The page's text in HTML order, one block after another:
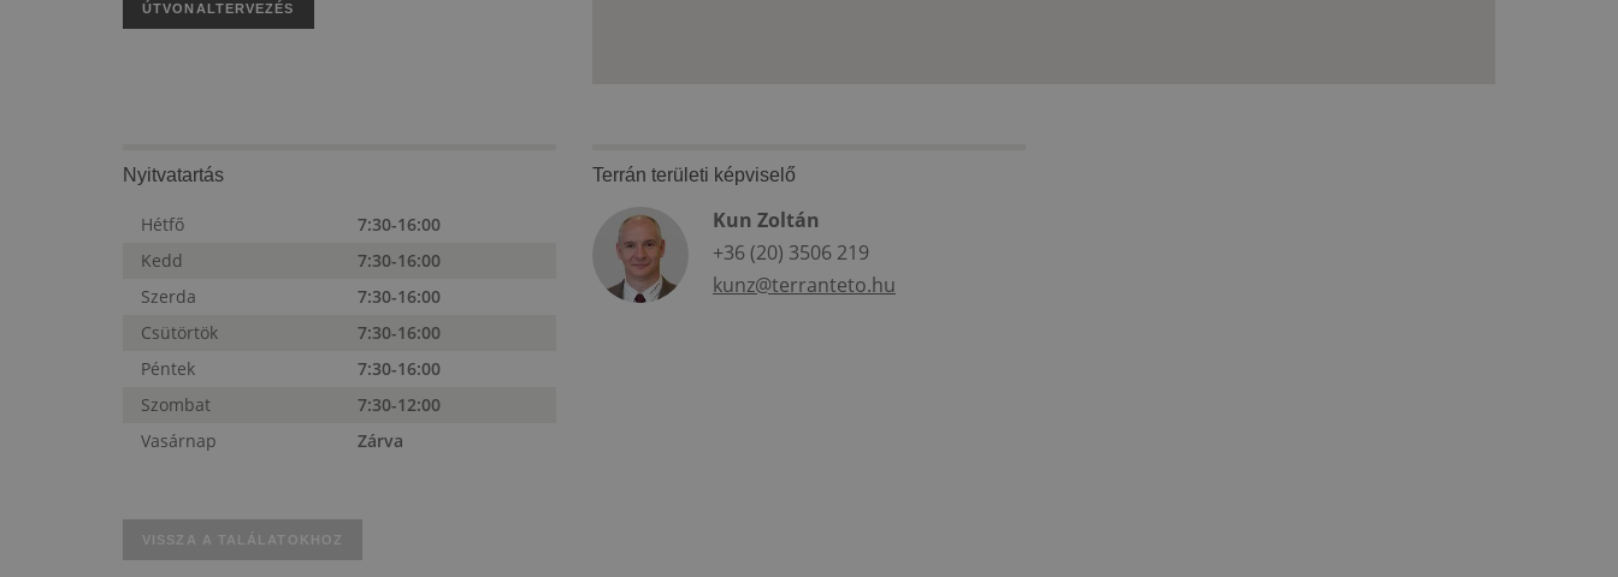
ÚTVONALTERVEZÉS
Nyitvatartás
Hétfő
7:30-16:00
Kedd
7:30-16:00
Szerda
7:30-16:00
Csütörtök
7:30-16:00
Péntek
7:30-16:00
Szombat
7:30-12:00
Vasárnap
Zárva
Terrán területi képviselő
Kun Zoltán
+36 (20) 3506 219
kunz@terranteto.hu
VISSZA A TALÁLATOKHOZ